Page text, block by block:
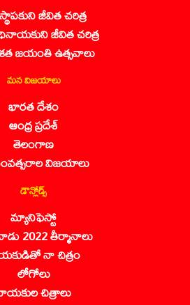
జీవిత చరిత్ర
జీవిత చరిత్ర
జయంతి ఉత్సవాలు
మన విజయాలు
భారత దేశం
ఆంధ్ర ప్రదేశ్
తెలంగాణ
విజయాలు
డౌన్లోడ్స్
మ్యానిఫెస్టో
2022 తీర్మానాలు
నా చిత్రం
లోగోలు
చిత్రాలు